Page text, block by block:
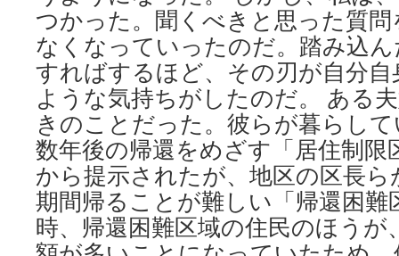
つかった。聞くべきと思った質
なくなっていったのだ。踏み込
すればするほど、その刃が自分
ような気持ちがしたのだ。 ある
きのことだった。彼らが暮らし
数年後の帰還をめざす「居住制限
から提示されたが、地区の区長
期間帰ることが難しい「帰還困難
時、帰還困難区域の住民のほうが